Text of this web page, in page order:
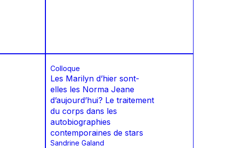
Colloque
Les Marilyn d’hier sont-
elles les Norma Jeane
d’aujourd’hui? Le traitement
du corps dans les
autobiographies
contemporaines de stars
Sandrine Galand